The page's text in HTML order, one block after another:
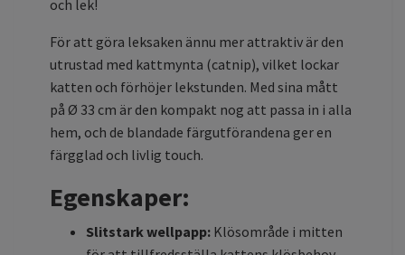
och lek!
För att göra leksaken ännu mer attraktiv är den
utrustad med kattmynta (catnip), vilket lockar
katten och förhöjer lekstunden. Med sina mått
på Ø 33 cm är den kompakt nog att passa in i alla
hem, och de blandade färgutförandena ger en
färgglad och livlig touch.
Egenskaper:
Slitstark wellpapp: Klösområde i mitten